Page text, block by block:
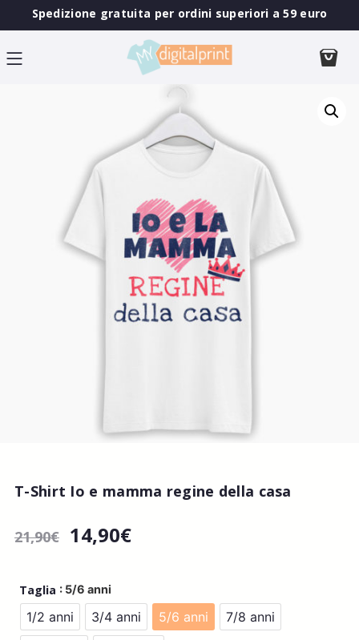
Spedizione gratuita per ordini superiori a 59 euro
T-Shirt Io e mamma regine della casa
21,90€ 14,90€
Taglia : 5/6 anni
1/2 anni 3/4 anni 5/6 anni
7/8 anni